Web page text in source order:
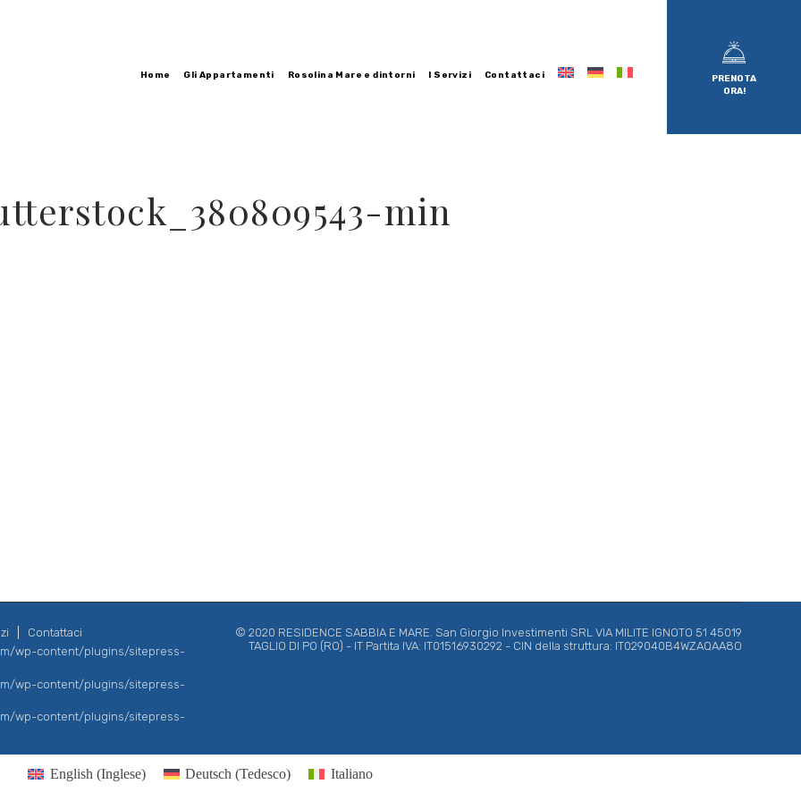
Home Gli Appartamenti Rosolina Mare e dintorni I Servizi Contattaci
PRENOTA
ORA!
min
Contattaci
wp-content/plugins/sitepress-
wp-content/plugins/sitepress-
wp-content/plugins/sitepress-
© 2020 RESIDENCE SABBIA E MARE. San Giorgio Investimenti SRL VIA MILITE IGNOTO 51 45019
TAGLIO DI PO (RO) - IT Partita IVA: IT01516930292 - CIN della struttura: IT029040B4WZAQAA8O
English (Inglese) Deutsch (Tedesco) Italiano